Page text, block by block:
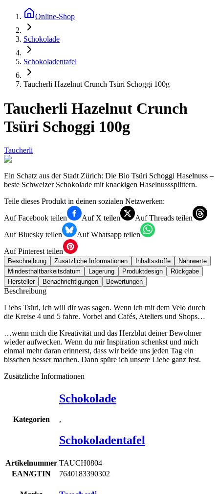
Online-Shop
Schokolade
Schokoladentafel
Taucherli Hazelnut Crunch Tsüri Schoggi 100g
Taucherli Hazelnut Crunch
Tsüri Schoggi 100g
Taucherli
Ein Schatz aus der Stadt Zürich: Die Bio Tsüri Schoggi Haselnuss –
beste Schweizer Schokolade mit knackigen Haselnusssplittern.
Teile dieses Produkt in deinen sozialen Netzwerken:
Auf Facebook teilen
Auf X teilen
Auf Threads teilen
Auf Bluesky teilen
Auf Whatsapp teilen
Auf Pinterest teilen
Beschreibung Zusätzliche Informationen Inhaltsstoffe
Nährwerte
Mindesthaltbarkeitsdatum
Lagerung Produktdesign
Rückgabe
Hersteller
Benachrichtigungen Bewertungen
Beschreibung
Liebs Tsüri, ich will dir was sagen. Wenn ich mit dem Velo durch
die Kreise 4 und 5 fahre. Vorbei and Cafés, Ateliers und Shops…
…wenn mich die Kreativität und das Herzblut deiner Bewohner
wieder aufwecken. Wenn du mir Inspiration schenkst und mich
einmal mehr daran erinnerst, dass wir beide uns jeden Tag ein
bisschen besser machen. Dann spüre ich unsere Liebe ganz fest.
Zusätzliche Informationen
Kategorien
Schokolade
,
Schokoladentafel
Artikelnummer TAUCH0804
EAN/GTIN
7640183390302